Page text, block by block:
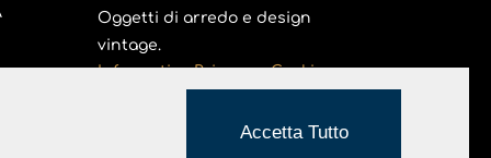
Oggetti di arredo e design
vintage.
Informativa Privacy e Cookie
Accetta Tutto